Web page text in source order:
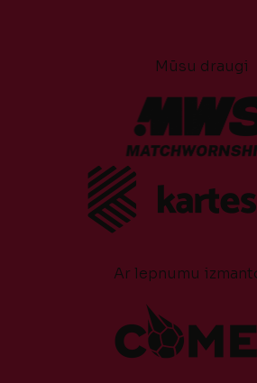
Mūsu draugi
Ar lepnumu